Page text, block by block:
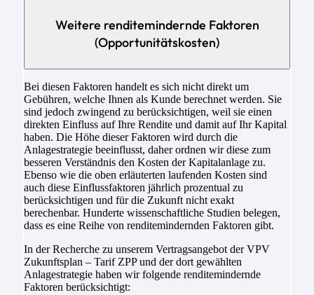
Weitere renditemindernde Faktoren
(Opportunitätskosten)
Bei diesen Faktoren handelt es sich nicht direkt um
Gebühren, welche Ihnen als Kunde berechnet werden. Sie
sind jedoch zwingend zu berücksichtigen, weil sie einen
direkten Einfluss auf Ihre Rendite und damit auf Ihr Kapital
haben. Die Höhe dieser Faktoren wird durch die
Anlagestrategie beeinflusst, daher ordnen wir diese zum
besseren Verständnis den Kosten der Kapitalanlage zu.
Ebenso wie die oben erläuterten laufenden Kosten sind
auch diese Einflussfaktoren jährlich prozentual zu
berücksichtigen und für die Zukunft nicht exakt
berechenbar. Hunderte wissenschaftliche Studien belegen,
dass es eine Reihe von renditemindernden Faktoren gibt.
In der Recherche zu unserem Vertragsangebot der VPV
Zukunftsplan – Tarif ZPP und der dort gewählten
Anlagestrategie haben wir folgende renditemindernde
Faktoren berücksichtigt: